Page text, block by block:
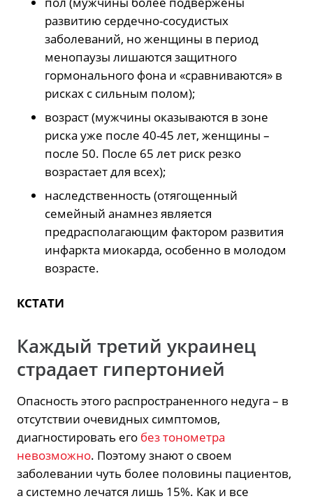
развитию сердечно-сосудистых
заболеваний, но женщины в период
менопаузы лишаются защитного
гормонального фона и «сравниваются» в
рисках с сильным полом);
возраст (мужчины оказываются в зоне
риска уже после 40-45 лет, женщины –
после 50. После 65 лет риск резко
возрастает для всех);
наследственность (отягощенный
семейный анамнез является
предрасполагающим фактором развития
инфаркта миокарда, особенно в молодом
возрасте.
КСТАТИ
Каждый третий украинец
страдает гипертонией
Опасность этого распространенного недуга – в
отсутствии очевидных симптомов,
диагностировать его без тонометра
невозможно. Поэтому знают о своем
заболевании чуть более половины пациентов,
а системно лечатся лишь 15%. Как и все